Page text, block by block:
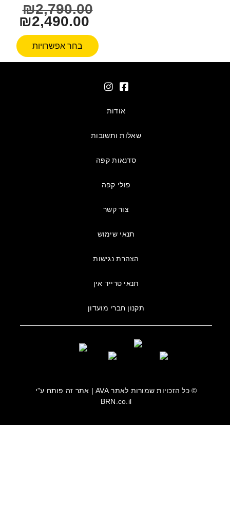
₪2,790.00
₪2,490.00
בחר אפשרויות
אודות
שאלות ותשובות
סדנאות קפה
פולי קפה
צור קשר
תנאי שימוש
הצהרת נגישות
תנאי טרייד אין
תקנון חברי מועדון
© כל הזכויות שמורות לאתרAVA| אתר זה פותח ע”י
BRN.co.il